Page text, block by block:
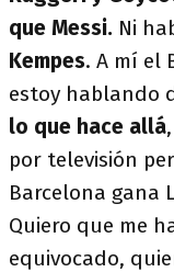
que Messi. Ni
Kempes. A mí el
estoy hablando
lo que hace allá
por televisión
Barcelona gana
Quiero que me
equivocado,